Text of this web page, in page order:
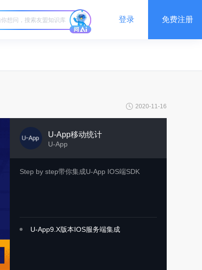
登录 免费注册
2020-11-16
U-App移动统计
U-App
Step by step带你集成U-App IOS端SDK
U-App9.X版本IOS服务端集成